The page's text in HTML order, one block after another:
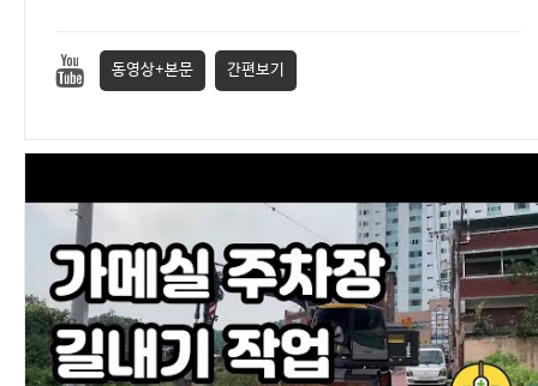
동영상+본문 간편보기